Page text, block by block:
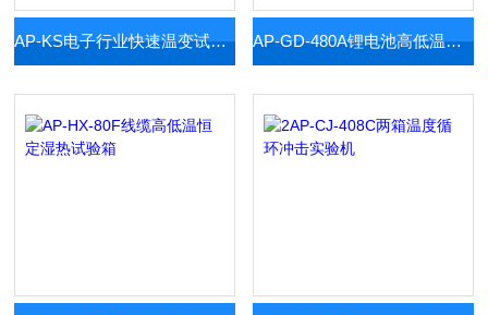
AP-KS电子行业快速温变试验箱 AP-GD-480A锂电池高低温老化箱